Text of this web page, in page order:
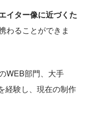
イター像に近づくた
わることができま
WEB部門、大手
経験し、現在の制作